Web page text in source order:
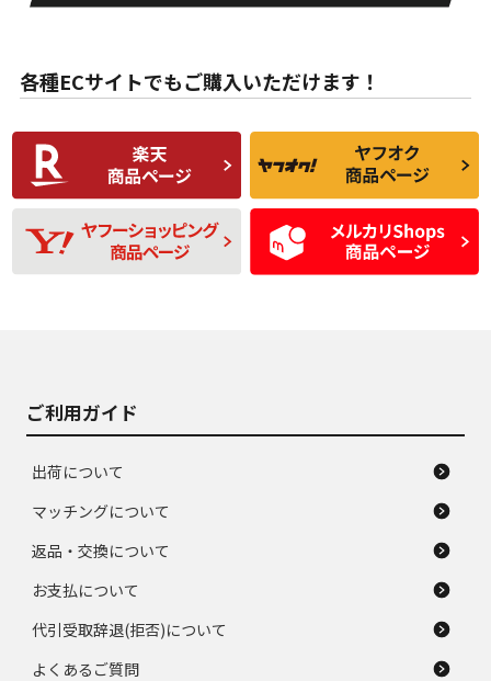
な中古品
んどない中古品
C
比較的きれいな中古
品
C
られるが、使用に問
題のない中古品
D
使用感や目立つ傷が
あり、一般的な中古
品
D
残り溝も少なく、偏
磨耗がみられ、短期
間使用できるくらい
の中古品
各種ECサイトでもご購入いただけます！
ご利用ガイド
出荷について
マッチングについて
返品・交換について
お支払について
代引受取辞退(拒否)について
よくあるご質問